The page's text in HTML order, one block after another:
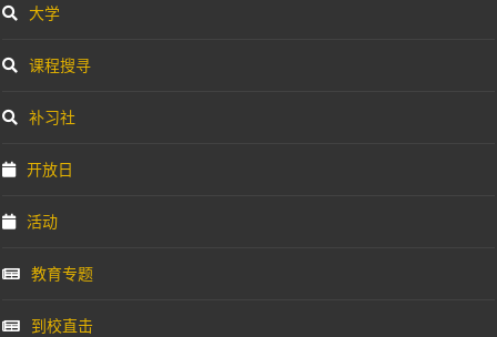
大学
课程搜寻
补习社
开放日
活动
教育专题
到校直击